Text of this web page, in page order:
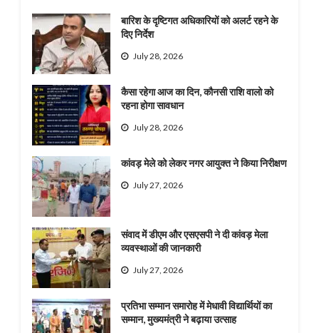
बारिश के दृष्टिगत अधिकारियों को अलर्ट रहने के
दिए निर्देश
July 28, 2026
कैसा रहेगा आज का दिन, कौनसी राशि वालो को
रहना होगा सावधान
July 28, 2026
कांवड़ मेले को लेकर नगर आयुक्त ने किया निरीक्षण
July 27, 2026
संवाद में डीएम और एसएसपी ने दी कांवड़ मेला
व्यवस्थाओं की जानकारी
July 27, 2026
प्रतिभा सम्मान समारोह में मेधावी विद्यार्थियों का
सम्मान, मुख्यमंत्री ने बढ़ाया उत्साह